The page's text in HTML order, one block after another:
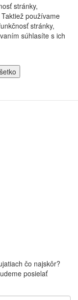
stránky,
používame
stránky,
súhlasíte s ich
čo najskôr?
posielať